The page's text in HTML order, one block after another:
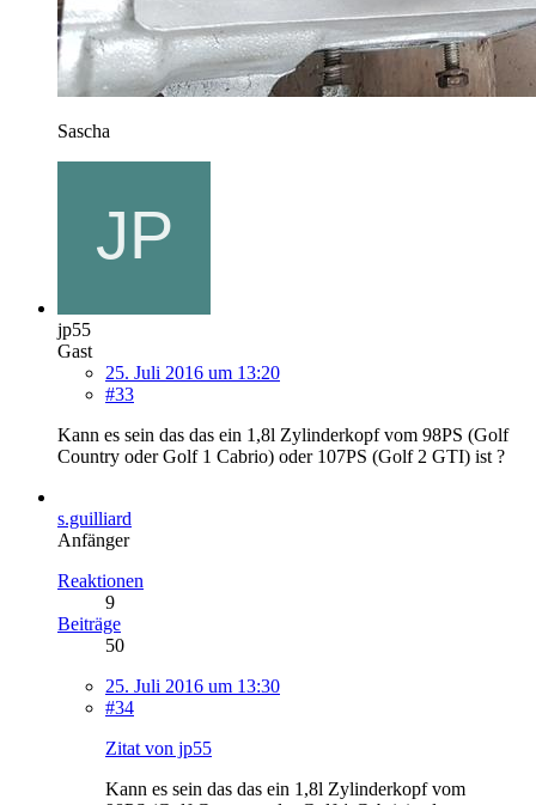
Sascha
jp55
Gast
25. Juli 2016 um 13:20
#33
Kann es sein das das ein 1,8l Zylinderkopf vom 98PS (Golf
Country oder Golf 1 Cabrio) oder 107PS (Golf 2 GTI) ist ?
s.guilliard
Anfänger
Reaktionen
9
Beiträge
50
25. Juli 2016 um 13:30
#34
Zitat von jp55
Kann es sein das das ein 1,8l Zylinderkopf vom